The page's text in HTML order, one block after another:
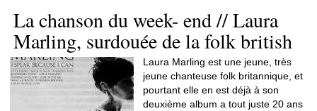
La chanson du week- end // Laura
Marling, surdouée de la folk british
Laura Marling est une jeune, très
jeune chanteuse folk britannique, et
pourtant elle en est déjà à son
deuxième album a tout juste 20 ans